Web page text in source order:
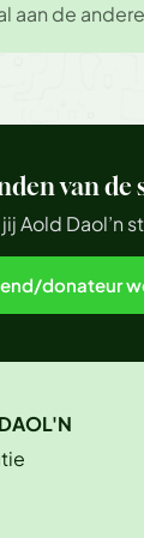
aan de
van de
Aold Daol’n
donateur